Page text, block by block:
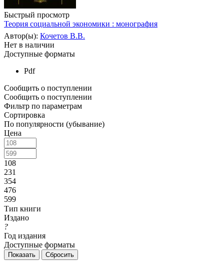
Быстрый просмотр
Теория социальной экономики : монография
Автор(ы): Кочетов В.В.
Нет в наличии
Доступные форматы
Pdf
Сообщить о поступлении
Сообщить о поступлении
Фильтр по параметрам
Сортировка
По популярности (убывание)
Цена
108
231
354
476
599
Тип книги
Издано
?
Год издания
Доступные форматы
Сбросить